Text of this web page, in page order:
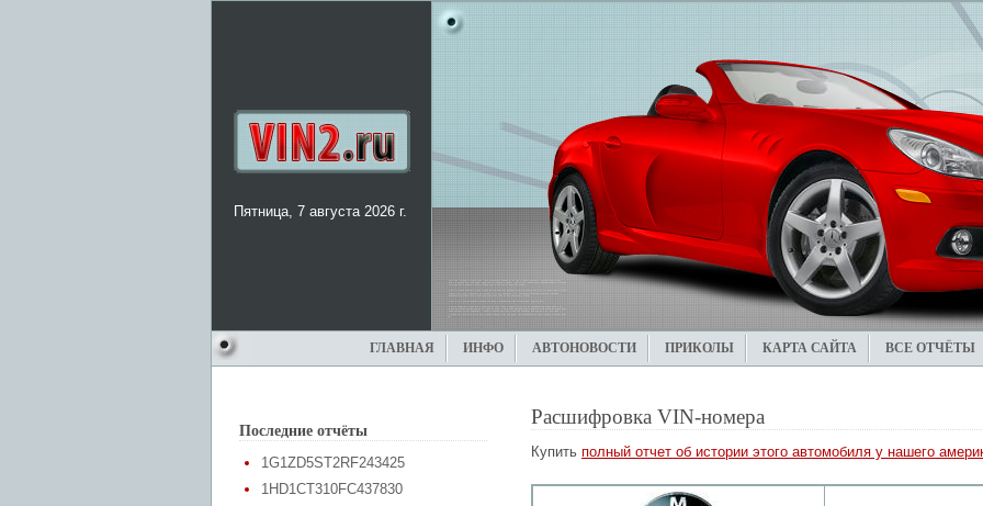
Пятница, 7 августа 2026 г.
ГЛАВНАЯ ИНФО АВТОНОВОСТИ ПРИКОЛЫ КАРТА САЙТА ВСЕ ОТЧЁТЫ
Последние отчёты
1G1ZD5ST2RF243425
1HD1CT310FC437830
Расшифровка VIN-номера
Купить полный отчет об истории этого автомобиля у нашего